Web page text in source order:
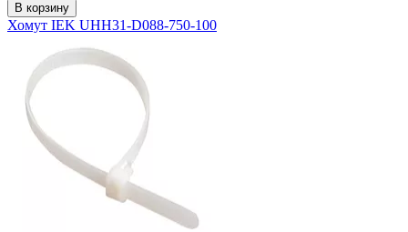
В корзину
Хомут IEK UHH31-D088-750-100